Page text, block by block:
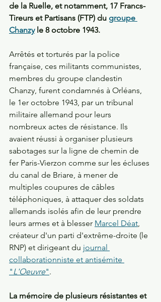
de la Ruelle, et notamment, 17 Francs-
Tireurs et Partisans (FTP) du groupe
Chanzy le 8 octobre 1943.
Arrêtés et torturés par la police
française, ces militants communistes,
membres du groupe clandestin
Chanzy, furent condamnés à Orléans,
le 1er octobre 1943, par un tribunal
militaire allemand pour leurs
nombreux actes de résistance. Ils
avaient réussi à organiser plusieurs
sabotages sur la ligne de chemin de
fer Paris-Vierzon comme sur les écluses
du canal de Briare, à mener de
multiples coupures de câbles
téléphoniques, à attaquer des soldats
allemands isolés afin de leur prendre
leurs armes et à blesser Marcel Déat
créateur d'un parti d'extrême-droite (le
RNP) et dirigeant du journal
collaborationniste et antisémite
" L'Oeuvre".
La mémoire de plusieurs résistantes et